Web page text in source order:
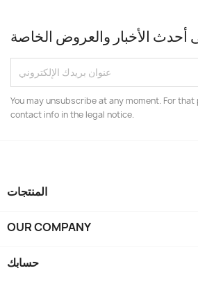
الأخبار والعروض الخاصة
You may unsubscribe at any moment. For
contact info in the legal notice.
المنتجات
OUR COMPANY
حسابك